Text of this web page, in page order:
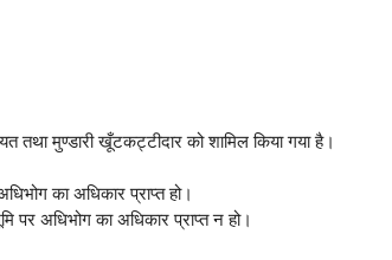
मुण्डारी खूँटकट्टीदार को शामिल किया गया है।
का अधिकार प्राप्त हो।
अधिभोग का अधिकार प्राप्त न हो।